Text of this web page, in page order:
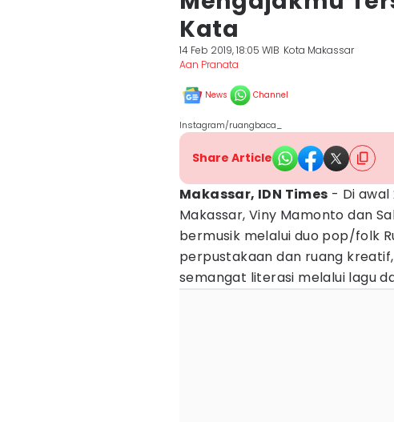
Kata
14 Feb 2019, 18:05 WIB Kota Makassar
Aan Pranata
News Channel
Instagram/ruangbaca_
Share Article
Makassar, IDN Times - Di awal
Makassar, Viny Mamonto dan
bermusik melalui duo pop/folk
perpustakaan dan ruang
semangat literasi melalui lagu